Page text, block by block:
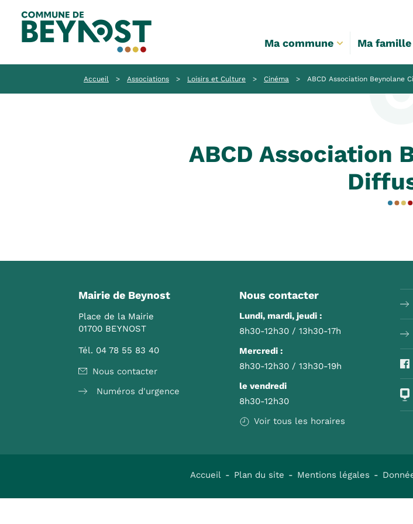
Ma commune Ma famille
Accueil > Associations > Loisirs et Culture > Cinéma > ABCD Association Beynolane
ABCD Association
Mairie de Beynost
Place de la Mairie
01700 BEYNOST
Tél. 04 78 55 83 40
Nous contacter
Numéros d'urgence
Nous contacter
Lundi, mardi, jeudi :
8h30-12h30 / 13h30-17h
Mercredi :
8h30-12h30 / 13h30-19h
le vendredi
8h30-12h30
Voir tous les horaires
Accueil Plan du site Mentions légales